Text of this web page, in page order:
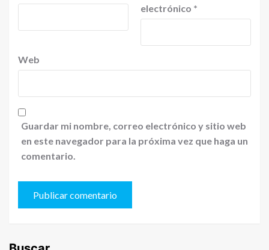
electrónico *
Web
Guardar mi nombre, correo electrónico y sitio web
en este navegador para la próxima vez que haga un
comentario.